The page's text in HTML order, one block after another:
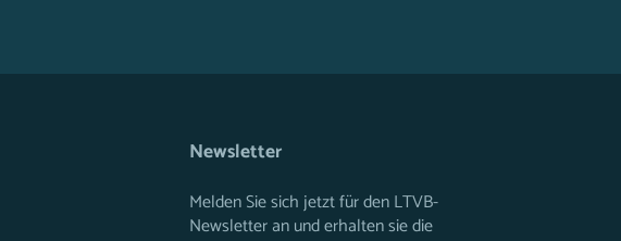
Newsletter
Melden Sie sich jetzt für den LTVB-
Newsletter an und erhalten sie die